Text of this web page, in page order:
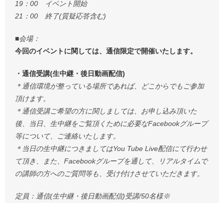
19：00 イベント開始
21：00 終了(質疑応答含む)
■会場：
今回のイベントに関しては、通信限定で開催いたします。
・通信受講(生中継・後日動画配信)
＊通信環境が整っている場所であれば、どこからでもご参加
頂けます。
＊通信受講ご希望の方に関しましては、お申し込み頂いた
後、当日、生中継をご覧頂くために必要なFacebookグループ
等について、ご連絡いたします。
＊当日の生中継につきましてはYou Tube Live配信にて行わせ
て頂き、また、Facebookグループを通して、リアルタイムで
の講師の方へのご質問等も、受け付けさせていただきます。
定員：通信(生中継・後日動画配信)受講/50名様※